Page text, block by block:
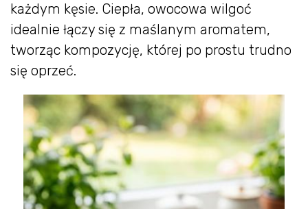
każdym kęsie. Ciepła, owocowa wilgoć
idealnie łączy się z maślanym aromatem,
tworząc kompozycję, której po prostu trudno
się oprzeć.